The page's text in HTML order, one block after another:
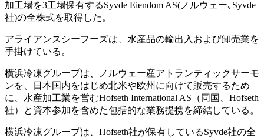
加工場を3工場保有するSyvde Eiendom AS(ノルウェー､Syvde
社)の全株式を取得した。
アライアンスシーフーズは、水産品の輸出入および卸売業を
手掛けている。
横浜冷凍グループは、ノルウェー産アトランティックサーモ
ンを、日本国内をはじめ北米や欧州に向けて販売するため
に、水産加工業を営むHofseth International AS（同国、Hofseth
社）と資本参加を含めた包括的な業務提携を締結している。
横浜冷凍グループは、Hofseth社が保有しているSyvde社の全